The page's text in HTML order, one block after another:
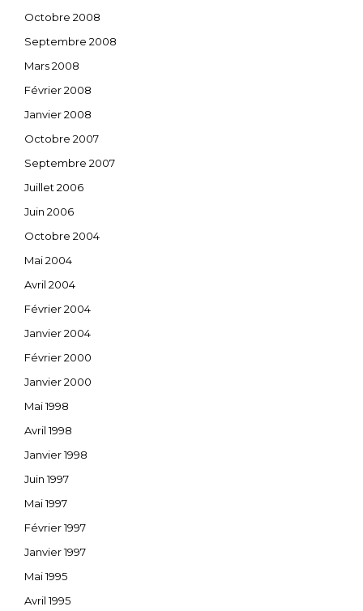
Octobre 2008
Septembre 2008
Mars 2008
Février 2008
Janvier 2008
Octobre 2007
Septembre 2007
Juillet 2006
Juin 2006
Octobre 2004
Mai 2004
Avril 2004
Février 2004
Janvier 2004
Février 2000
Janvier 2000
Mai 1998
Avril 1998
Janvier 1998
Juin 1997
Mai 1997
Février 1997
Janvier 1997
Mai 1995
Avril 1995